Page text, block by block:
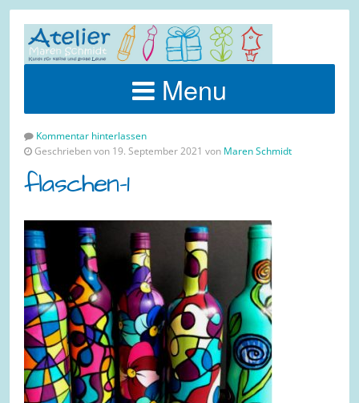
Menu
Kommentar hinterlassen
Geschrieben von 19. September 2021 von Maren Schmidt
flaschen-1